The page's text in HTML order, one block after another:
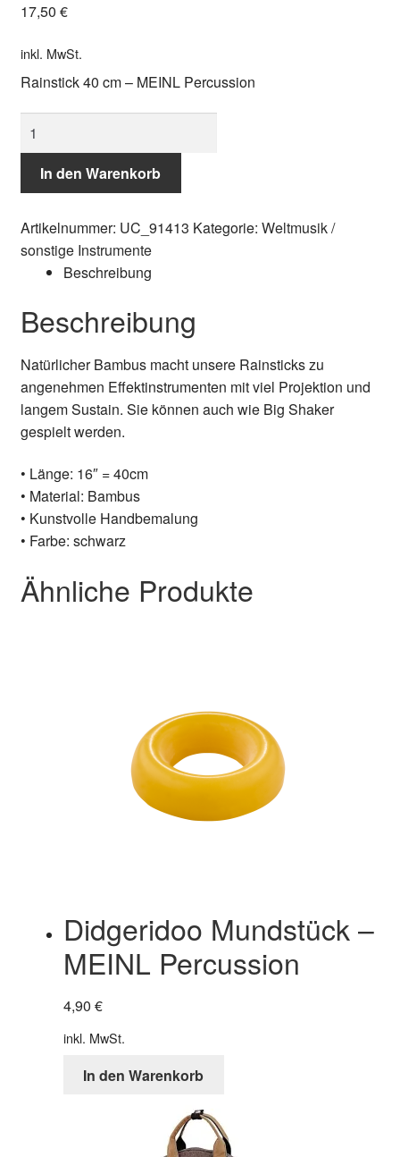
17,50 €
inkl. MwSt.
Rainstick 40 cm – MEINL Percussion
Percussion
Rainstick
40
Menge
In den Warenkorb
Artikelnummer: UC_91413 Kategorie: Weltmusik /
sonstige Instrumente
Beschreibung
Beschreibung
Natürlicher Bambus macht unsere Rainsticks zu
angenehmen Effektinstrumenten mit viel Projektion und
langem Sustain. Sie können auch wie Big Shaker
gespielt werden.
• Länge: 16″ = 40cm
• Material: Bambus
• Kunstvolle Handbemalung
• Farbe: schwarz
Ähnliche Produkte
Didgeridoo Mundstück –
MEINL Percussion
4,90 €
inkl. MwSt.
In den Warenkorb